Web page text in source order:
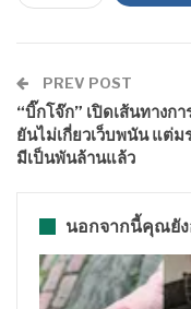
PREV POST
“บิ๊กโจ๊ก” เปิดเส้นทางกา
ยันไม่เกี่ยวเว็บพนัน แต่ม
มีเป็นพันล้านแล้ว
นอกจากนี้คุณยัง